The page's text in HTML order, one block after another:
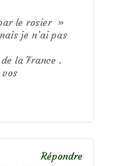
le rosier »
je n’ai pas
la France .
Répondre